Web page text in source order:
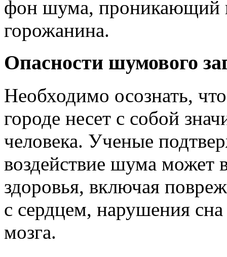
фон шума, проникающий
горожанина.
Опасности шумового
Необходимо осознать,
городе несет с собой
человека. Ученые
воздействие шума может
здоровья, включая
с сердцем, нарушения
мозга.